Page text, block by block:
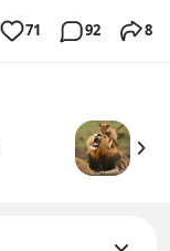
71 92 8